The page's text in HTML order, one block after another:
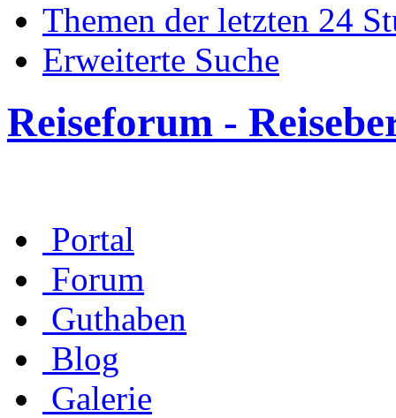
Themen der letzten 24
Erweiterte Suche
Reiseforum -
Portal
Forum
Guthaben
Blog
Galerie